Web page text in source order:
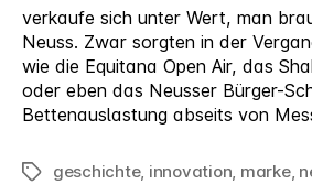
verkaufe sich unter Wert, man
Neuss. Zwar sorgten in der
wie die Equitana Open Air, das
oder eben das Neusser Bürger-
Bettenauslastung abseits von
Schlagwörter
geschichte, innovation marke,